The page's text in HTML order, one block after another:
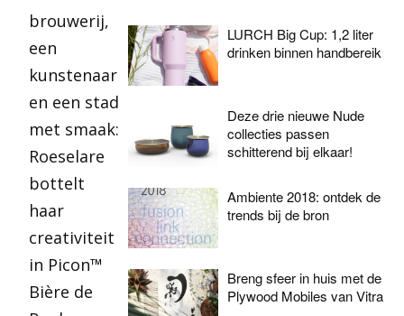
LURCH Big Cup: 1,2 liter
drinken binnen handbereik
Deze drie nieuwe Nude
collecties passen
schitterend bij elkaar!
Ambiente 2018: ontdek de
trends bij de bron
Breng sfeer in huis met de
Plywood Mobiles van Vitra